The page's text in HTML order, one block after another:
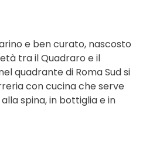
e ben curato, nascosto
tra il Quadraro e il
quadrante di Roma Sud si
con cucina che serve
spina, in bottiglia e in